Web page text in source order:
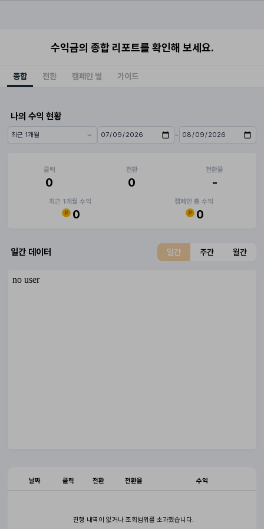
수익금의 종합 리포트를 확인해 보세요.
종합 전환 캠페인 별 가이드
나의 수익 현황
기간 프리셋 시작일 ~
종료일
클릭
0
전환
0
전환율
-
최근 1개월 수익
0
캠페인 총 수익
0
일간 데이터 일간 주간 월간
날짜 클릭 전환 전환율 수익
진행 내역이 없거나 조회범위를 초과했습니다.